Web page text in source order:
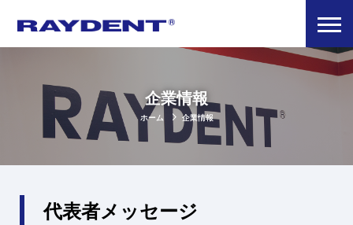
企業情報
ホーム 企業情報
代表者メッセージ